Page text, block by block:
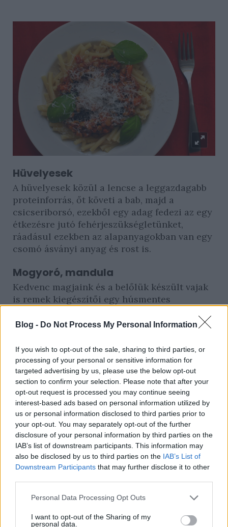
Blog - Do Not Process My Personal Information
If you wish to opt-out of the sale, sharing to third parties, or
processing of your personal or sensitive information for
targeted advertising by us, please use the below opt-out
section to confirm your selection. Please note that after your
opt-out request is processed you may continue seeing
interest-based ads based on personal information utilized by
us or personal information disclosed to third parties prior to
your opt-out. You may separately opt-out of the further
disclosure of your personal information by third parties on the
IAB’s list of downstream participants. This information may
also be disclosed by us to third parties on the IAB’s List of
Downstream Participants that may further disclose it to other
Please note that this website/app uses one or more Google
not limited to your visit or usage behaviour. You may click to
Personal Data Processing Opt Outs
I want to opt-out of the Sharing of my
personal data.
Hüvelyesek
A hüvelyesek közül a lencse a leggazdagabb
proteinforrás, őt követi a bab, majd a
csicseriborsó, ezekből egy adag fedezi az egy
étkezésre jutó fehérjeszükségletünket,
ráadásul ezekben az alapanyagokban van egy
csomó ásványi anyag és rost is.
Mogyoró, mandula
Kedvenc magjaink és a belőlük készült vajak
is remek kiegészítői egy húsmentes
nagyobb maréknyi magban már 10 gramm
dió és a mák proteintartalma is.
Szuperzöldségek